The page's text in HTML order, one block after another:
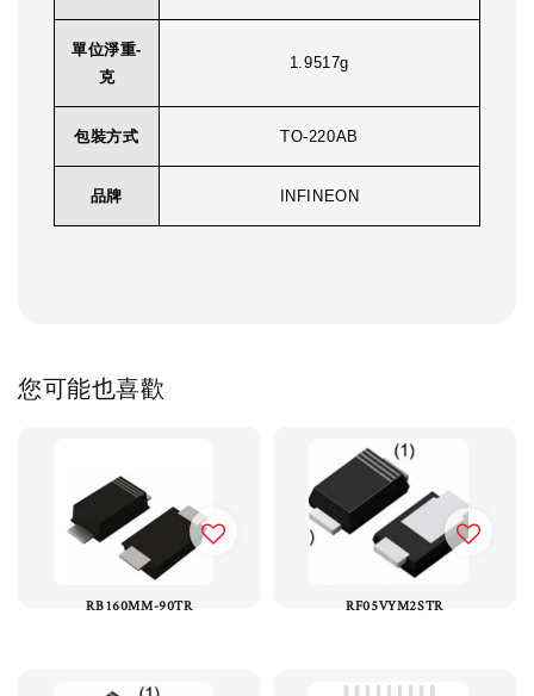
單位淨重-
克
1.9517g
包裝方式 TO-220AB
品牌 INFINEON
您可能也喜歡
RB160MM-90TR RF05VYM2STR